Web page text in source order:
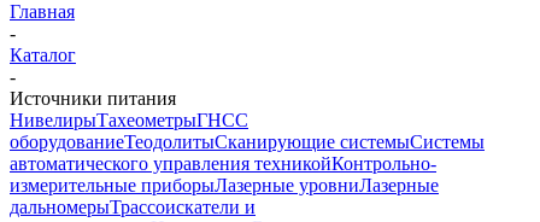
Главная
-
Каталог
-
Источники питания
НивелирыТахеометрыГНСС
оборудованиеТеодолитыСканирующие системыСистемы
автоматического управления техникойКонтрольно-
измерительные приборыЛазерные уровниЛазерные
дальномерыТрассоискатели и